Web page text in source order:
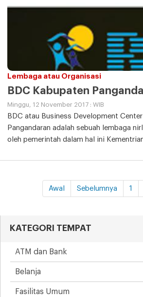
Lembaga atau Organisasi
BDC Kabupaten
Minggu, 12 November 2017 : WIB
BDC atau Business Development
Pangandaran adalah sebuah lembaga
oleh pemerintah dalam hal ini
Awal Sebelumnya 1
KATEGORI TEMPAT
ATM dan Bank
Belanja
Fasilitas Umum